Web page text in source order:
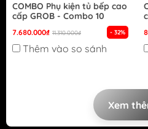
COMBO Phụ kiện tủ bếp cao
cấp GROB - Combo 10
7.680.000₫ 11.310.000₫ - 32%
Thêm vào so sánh
Xem